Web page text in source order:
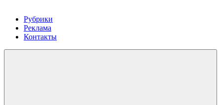
Рубрики
Реклама
Контакты